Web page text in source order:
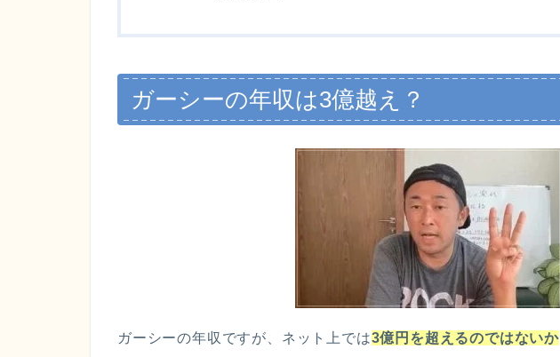
ガーシーの年収は3億越え？
ガーシーの年収ですが、ネット上では3億円を超えるのではないか